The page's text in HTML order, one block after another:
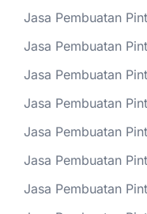
Jasa Pembuatan
Jasa Pembuatan
Jasa Pembuatan
Jasa Pembuatan
Jasa Pembuatan
Jasa Pembuatan
Jasa Pembuatan